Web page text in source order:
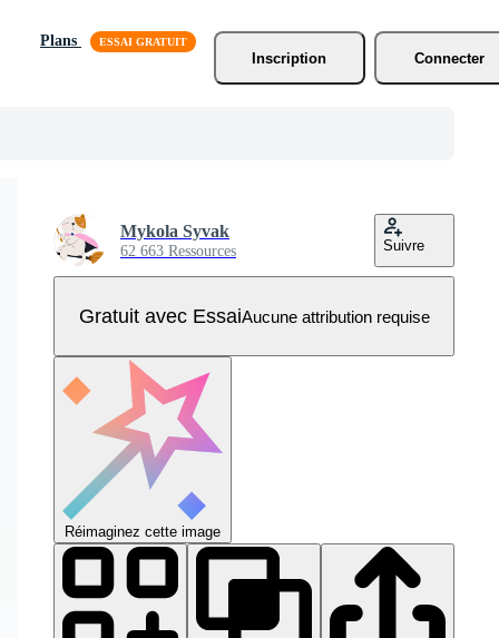
Plans
Inscription
Connecter
Mykola Syvak
62 663 Ressources Suivre
Gratuit avec EssaiAucune attribution requise
Réimaginez cette image